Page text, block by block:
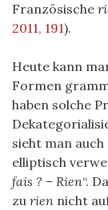
Französische
2011, 191).
Heute kann
Formen
haben solche
sieht man
elliptisch
fais ? – Rien“.
zu rien nicht